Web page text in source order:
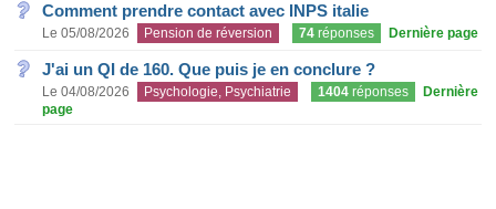
Comment prendre contact avec INPS italie
Le 05/08/2026 Pension de réversion 74 réponses Dernière page
J'ai un QI de 160. Que puis je en conclure ?
Le 04/08/2026 Psychologie, Psychiatrie 1404 réponses
Dernière
page